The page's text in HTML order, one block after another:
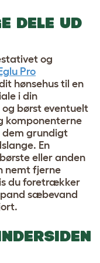
DELE UD
og
Pro
hønsehus til en
i din
børst eventuelt
dem grundigt
En
eller anden
nemt fjerne
du foretrækker
sæbevand